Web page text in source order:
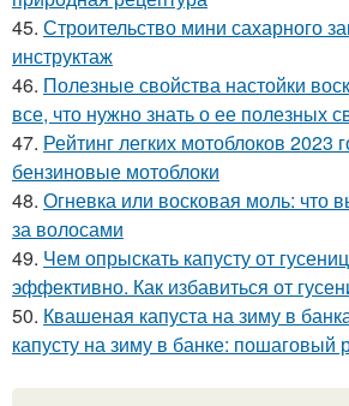
45. Строительство мини сахарного
инструктаж
46. Полезные свойства настойки
все, что нужно знать о ее полезных
47. Рейтинг легких мотоблоков 2023
бензиновые мотоблоки
48. Огневка или восковая моль: что
за волосами
49. Чем опрыскать капусту от
эффективно. Как избавиться от
50. Квашеная капуста на зиму в
капусту на зиму в банке: пошаговый